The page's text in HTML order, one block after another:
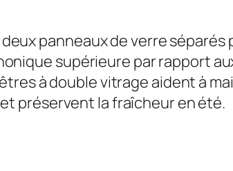
panneaux de verre séparés
supérieure par rapport
à double vitrage aident à
préservent la fraîcheur en été.